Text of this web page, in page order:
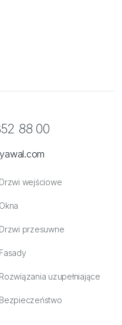
Drzwi wejściowe
Okna
Drzwi przesuwne
Fasady
Rozwiązania uzupełniające
Bezpieczeństwo
88 00